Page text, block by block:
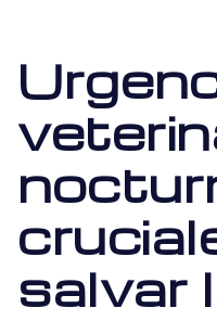
salvar